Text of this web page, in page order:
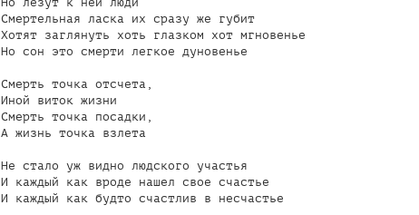
Смертельная ласка их сразу же губит
Хотят заглянуть хоть глазком хот мгновенье
Но сон это смерти легкое дуновенье
Смерть точка отсчета,
Иной виток жизни
Смерть точка посадки,
А жизнь точка взлета
Не стало уж видно людского участья
И каждый как вроде нашел свое счастье
И каждый как будто счастлив в несчастье